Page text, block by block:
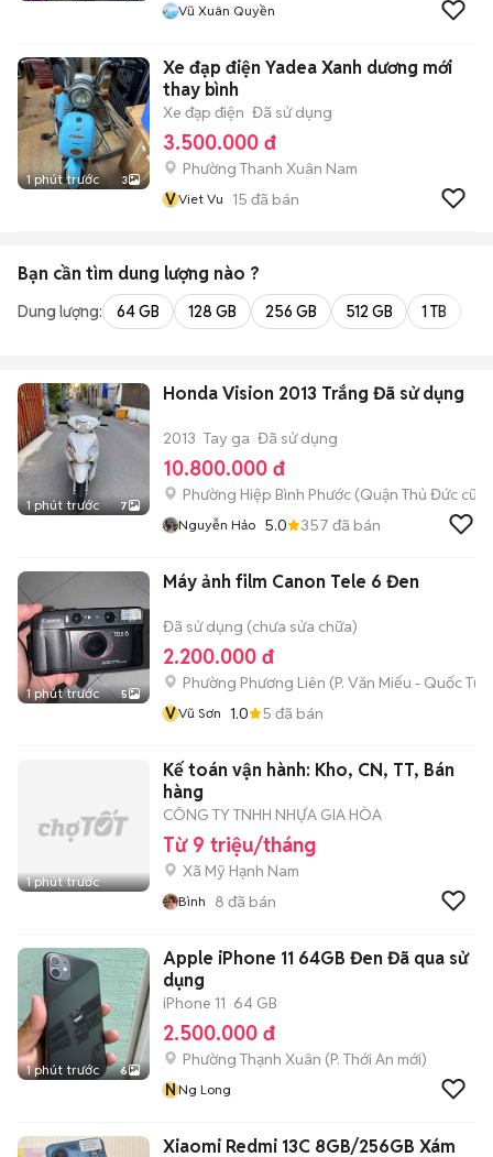
Vũ Xuân Quyền
1 phút trước 3
Xe đạp điện Yadea Xanh dương mới
thay bình
Xe đạp điện Đã sử dụng
3.500.000 đ
Phường Thanh Xuân Nam
VViet Vu 15 đã bán
Bạn cần tìm dung lượng nào ?
Dung lượng: 64 GB 128 GB 256 GB 512 GB 1 TB
1 phút trước 7
Honda Vision 2013 Trắng Đã sử dụng
2013 Tay ga Đã sử dụng
10.800.000 đ
Phường Hiệp Bình Phước (Quận Thủ Đức cũ)
Nguyễn Hảo 5.0 357 đã bán
1 phút trước 5
Máy ảnh film Canon Tele 6 Đen
Đã sử dụng (chưa sửa chữa)
2.200.000 đ
Phường Phương Liên (P. Văn Miếu - Quốc Tử
VVũ Sơn 1.0 5 đã bán
1 phút trước
Kế toán vận hành: Kho, CN, TT, Bán
hàng
CÔNG TY TNHH NHỰA GIA HÒA
Từ 9 triệu/tháng
Xã Mỹ Hạnh Nam
Bình 8 đã bán
1 phút trước 6
Apple iPhone 11 64GB Đen Đã qua sử
dụng
iPhone 11 64 GB
2.500.000 đ
Phường Thạnh Xuân (P. Thới An mới)
NNg Long
Xiaomi Redmi 13C 8GB/256GB Xám